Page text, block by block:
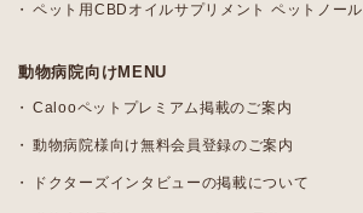
ペット用CBDオイルサプリメント ペットノール
動物病院向けMENU
Calooペットプレミアム掲載のご案内
動物病院様向け無料会員登録のご案内
ドクターズインタビューの掲載について